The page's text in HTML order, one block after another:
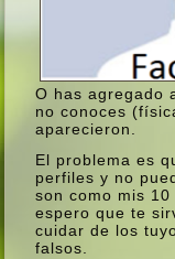
O has agregado
no conoces
aparecieron.
El problema es
perfiles y no
son como mis
espero que te
cuidar de los
falsos.